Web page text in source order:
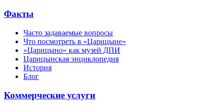
Факты
Часто задаваемые вопросы
Что посмотреть в «Царицыне»
«Царицыно» как музей ДПИ
Царицынская энциклопедия
История
Блог
Коммерческие услуги